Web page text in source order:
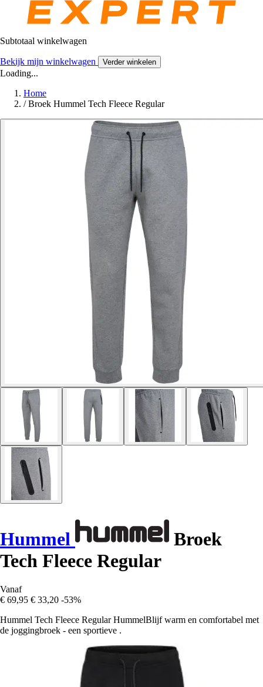
Subtotaal winkelwagen
Bekijk mijn winkelwagen Verder winkelen
Loading...
Home
/ Broek Hummel Tech Fleece Regular
Hummel
Broek
Tech Fleece Regular
Vanaf
€ 69,95 € 33,20 -53%
Hummel Tech Fleece Regular HummelBlijf warm en comfortabel met
de joggingbroek - een sportieve .